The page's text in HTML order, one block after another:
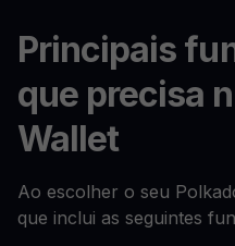
Principais
que precisa
Wallet
Ao escolher o seu
que inclui as seguintes